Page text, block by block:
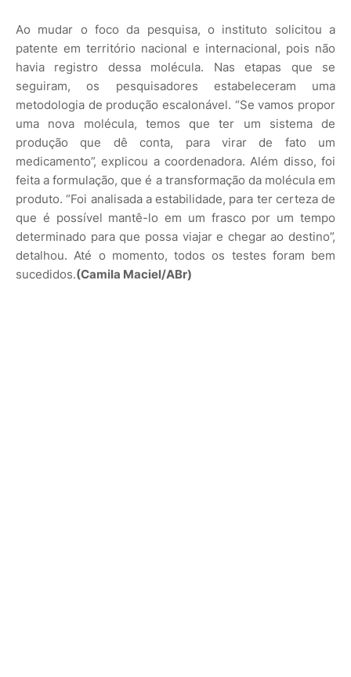
Ao mudar o foco da pesquisa, o instituto solicitou a
patente em território nacional e internacional, pois não
havia registro dessa molécula. Nas etapas que se
seguiram, os pesquisadores estabeleceram uma
metodologia de produção escalonável. “Se vamos propor
uma nova molécula, temos que ter um sistema de
produção que dê conta, para virar de fato um
medicamento”, explicou a coordenadora. Além disso, foi
feita a formulação, que é a transformação da molécula em
produto. “Foi analisada a estabilidade, para ter certeza de
que é possível mantê-lo em um frasco por um tempo
determinado para que possa viajar e chegar ao destino”,
detalhou. Até o momento, todos os testes foram bem
sucedidos.(Camila Maciel/ABr)